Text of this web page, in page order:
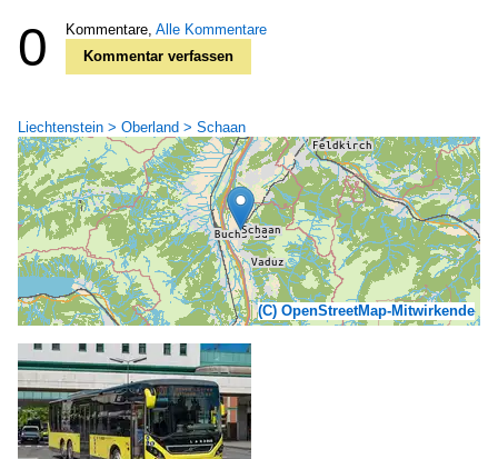
0 Kommentare, Alle Kommentare
Kommentar verfassen
Liechtenstein > Oberland > Schaan
(C) OpenStreetMap-Mitwirkende